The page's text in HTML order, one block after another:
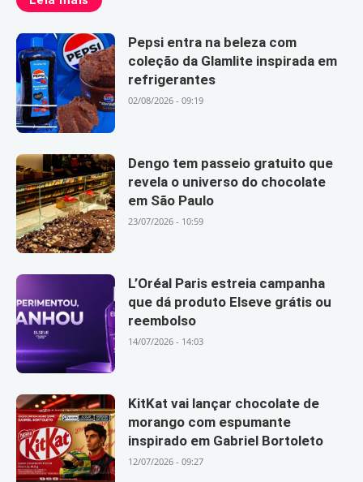
Pepsi entra na beleza com
coleção da Glamlite inspirada em
refrigerantes
02/08/2026 - 09:19
Dengo tem passeio gratuito que
revela o universo do chocolate
em São Paulo
23/07/2026 - 10:59
L’Oréal Paris estreia campanha
que dá produto Elseve grátis ou
reembolso
14/07/2026 - 14:03
KitKat vai lançar chocolate de
morango com espumante
inspirado em Gabriel Bortoleto
12/07/2026 - 09:27